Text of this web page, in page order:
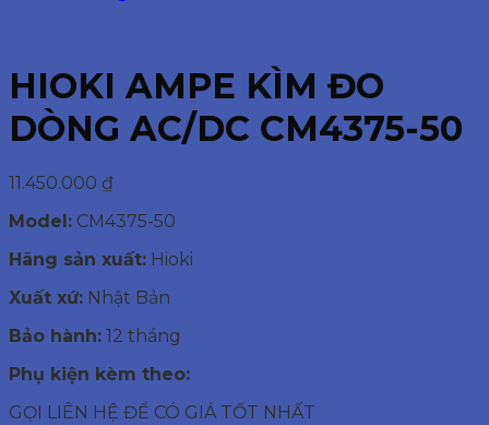
HIOKI AMPE KÌM ĐO
DÒNG AC/DC CM4375-50
11.450.000 ₫
Model: CM4375-50
Hãng sản xuất: Hioki
Xuất xứ: Nhật Bản
Bảo hành: 12 tháng
Phụ kiện kèm theo:
GỌI LIÊN HỆ ĐỂ CÓ GIÁ TỐT NHẤT